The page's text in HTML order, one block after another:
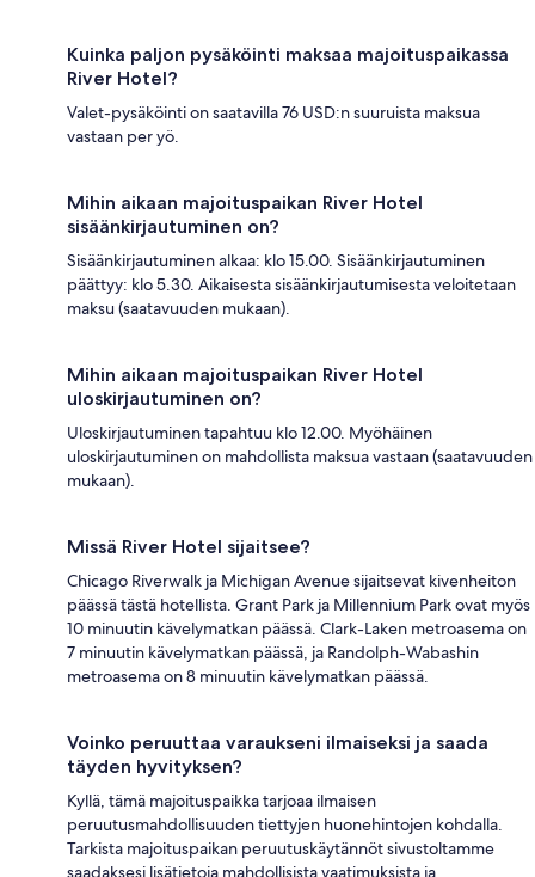
Kuinka paljon pysäköinti maksaa majoituspaikassa
River Hotel?
Valet-pysäköinti on saatavilla 76 USD:n suuruista maksua
vastaan per yö.
Mihin aikaan majoituspaikan River Hotel
sisäänkirjautuminen on?
Sisäänkirjautuminen alkaa: klo 15.00. Sisäänkirjautuminen
päättyy: klo 5.30. Aikaisesta sisäänkirjautumisesta veloitetaan
maksu (saatavuuden mukaan).
Mihin aikaan majoituspaikan River Hotel
uloskirjautuminen on?
Uloskirjautuminen tapahtuu klo 12.00. Myöhäinen
uloskirjautuminen on mahdollista maksua vastaan (saatavuuden
mukaan).
Missä River Hotel sijaitsee?
Chicago Riverwalk ja Michigan Avenue sijaitsevat kivenheiton
päässä tästä hotellista. Grant Park ja Millennium Park ovat myös
10 minuutin kävelymatkan päässä. Clark-Laken metroasema on
7 minuutin kävelymatkan päässä, ja Randolph-Wabashin
metroasema on 8 minuutin kävelymatkan päässä.
Voinko peruuttaa varaukseni ilmaiseksi ja saada
täyden hyvityksen?
Kyllä, tämä majoituspaikka tarjoaa ilmaisen
peruutusmahdollisuuden tiettyjen huonehintojen kohdalla.
Tarkista majoituspaikan peruutuskäytännöt sivustoltamme
saadaksesi lisätietoja mahdollisista vaatimuksista ja